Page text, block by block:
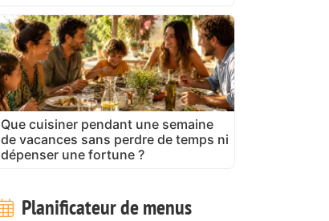
Que cuisiner pendant une semaine
de vacances sans perdre de temps ni
dépenser une fortune ?
Planificateur de menus